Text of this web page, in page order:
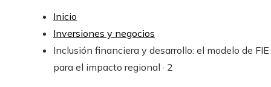
Inicio
Inversiones y negocios
Inclusión financiera y desarrollo: el modelo de FIE
para el impacto regional · 2